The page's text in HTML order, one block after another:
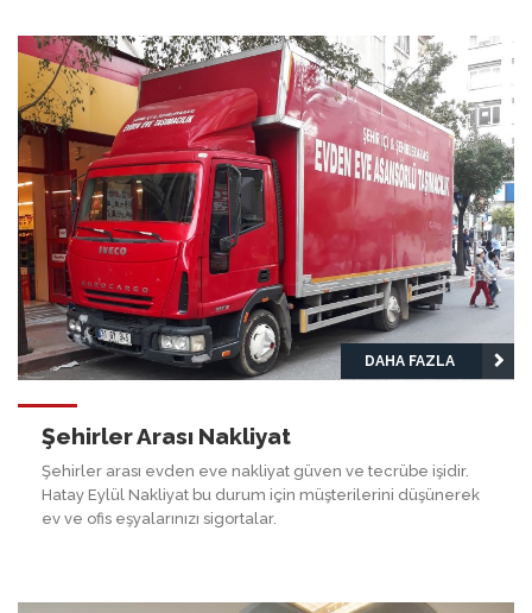
DAHA FAZLA
Şehirler Arası Nakliyat
Şehirler arası evden eve nakliyat güven ve tecrübe işidir.
Hatay Eylül Nakliyat bu durum için müşterilerini düşünerek
ev ve ofis eşyalarınızı sigortalar.